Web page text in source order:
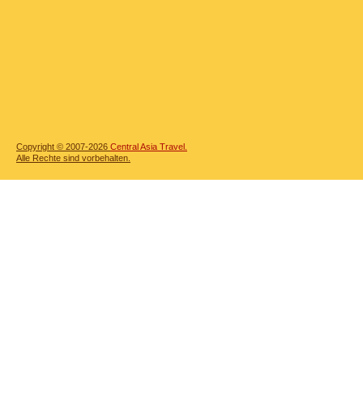
Copyright © 2007-2026 Central Asia Travel.
Alle Rechte sind vorbehalten.